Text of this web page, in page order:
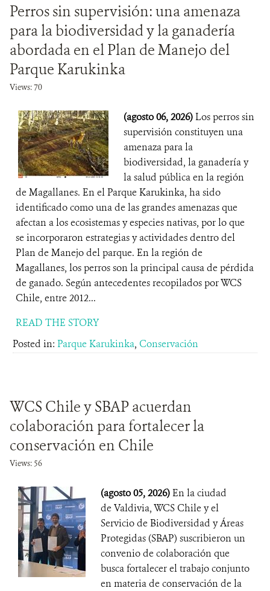
DONA
Perros sin supervisión: una amenaza
para la biodiversidad y la ganadería
abordada en el Plan de Manejo del
Parque Karukinka
Views: 70
(agosto 06, 2026)Los perros sin
supervisión constituyen una
amenaza para la
biodiversidad, la ganadería y
la salud pública en la región
de Magallanes. En el Parque Karukinka, ha sido
identificado como una de las grandes amenazas que
afectan a los ecosistemas y especies nativas, por lo que
se incorporaron estrategias y actividades dentro del
Plan de Manejo del parque. En la región de
Magallanes, los perros son la principal causa de pérdida
de ganado. Según antecedentes recopilados por WCS
Chile, entre 2012...
READ THE STORY
Posted in: Parque Karukinka, Conservación
WCS Chile y SBAP acuerdan
colaboración para fortalecer la
conservación en Chile
Views: 56
(agosto 05, 2026)En la ciudad
de Valdivia, WCS Chile y el
Servicio de Biodiversidad y Áreas
Protegidas (SBAP) suscribieron un
convenio de colaboración que
busca fortalecer el trabajo conjunto
en materia de conservación de la